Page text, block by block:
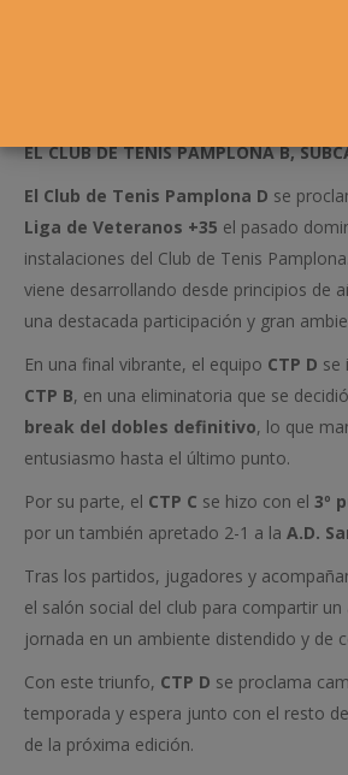
EL CLUB DE TENIS PAMPLONA B,
El Club de Tenis Pamplona D se
Liga de Veteranos +35 el pasado
instalaciones del Club de Tenis
viene desarrollando desde principios de
una destacada participación y gran
En una final vibrante, el equipo CTP D se
CTP B, en una eliminatoria que se
break del dobles definitivo, lo que
entusiasmo hasta el último punto.
Por su parte, el CTP C se hizo con el 3º
por un también apretado 2-1 a la A.D.
Tras los partidos, jugadores y
el salón social del club para compartir
jornada en un ambiente distendido y de
Con este triunfo, CTP D se proclama
temporada y espera junto con el resto
de la próxima edición.